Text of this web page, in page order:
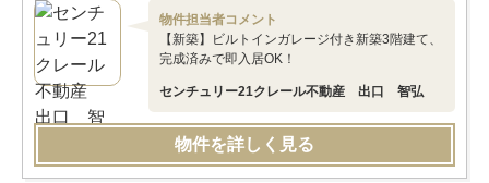
物件担当者コメント
【新築】ビルトインガレージ付き新築3階建て、
完成済みで即入居OK！
センチュリー21クレール不動産 出口 智弘
物件を詳しく見る